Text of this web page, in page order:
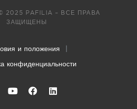
2025 PAFILIA – ВСЕ ПРАВА
ЗАЩИЩЕНЫ
и положения
|
конфиденциальности